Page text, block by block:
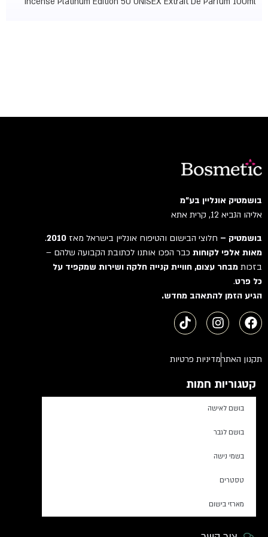
בושמטיק אונליין בע"מ
אליהו הנביא 12, קרית אתא
בושמטיק –חלוצי הבישום והטיפוח אונליין בישראל מאז2010
.
מאות אלפי לקוחותכבר הפכו אותנו לכתובת הקבועה שלהם –
בזכותמבחר עצום, חוויית קנייה חלקה ושירות שמקפיד על
כל פרט.
הגיע הזמן להתאהב מחדש.
תקנון האתרמדיניות פרטיות
קטגוריות חמות
בושם לאישה
בושם לגבר
בשמי נישה
טסטרים
מארזי בישום